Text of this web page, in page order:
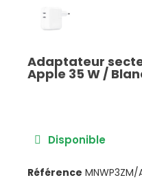
Adaptateur
Apple 35 W /
Disponible
Référence MNWP3ZM/